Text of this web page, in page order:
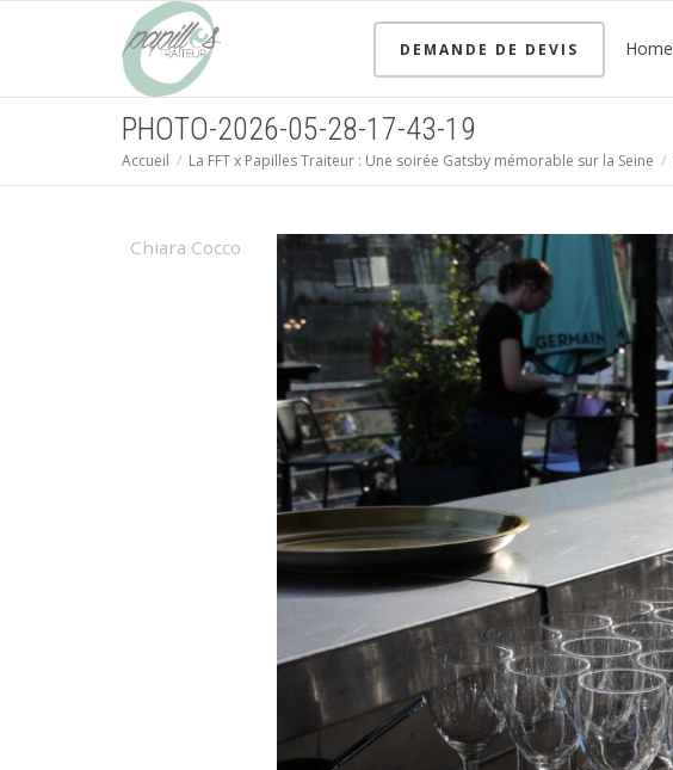
DEMANDE DE DEVIS Home
PHOTO-2026-05-28-17-43-19
Accueil La FFT x Papilles Traiteur : Une soirée Gatsby mémorable sur la Seine
Chiara Cocco